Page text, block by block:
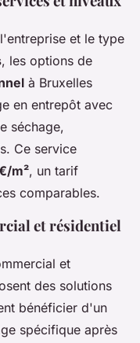
et le type
, les options de
à Bruxelles
en entrepôt avec
séchage,
Ce service
m², un tarif
comparables.
et résidentiel
et
des solutions
bénéficier d'un
spécifique après